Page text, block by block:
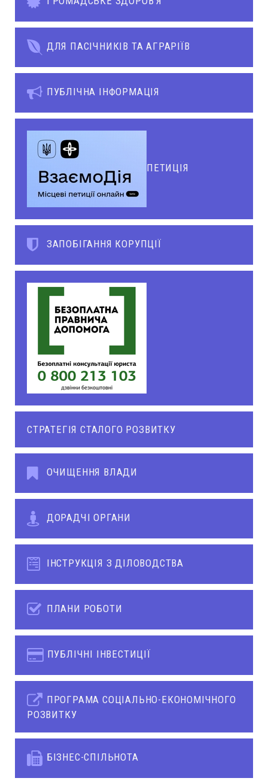
ДЛЯ ПАСІЧНИКІВ ТА АГРАРІЇВ
ПУБЛІЧНА ІНФОРМАЦІЯ
ПЕТИЦІЯ
ЗАПОБІГАННЯ КОРУПЦІЇ
СТРАТЕГІЯ СТАЛОГО РОЗВИТКУ
ОЧИЩЕННЯ ВЛАДИ
ДОРАДЧІ ОРГАНИ
ІНСТРУКЦІЯ З ДІЛОВОДСТВА
ПЛАНИ РОБОТИ
ПУБЛІЧНІ ІНВЕСТИЦІЇ
ПРОГРАМА СОЦІАЛЬНО-ЕКОНОМІЧНОГО
РОЗВИТКУ
БІЗНЕС-СПІЛЬНОТА